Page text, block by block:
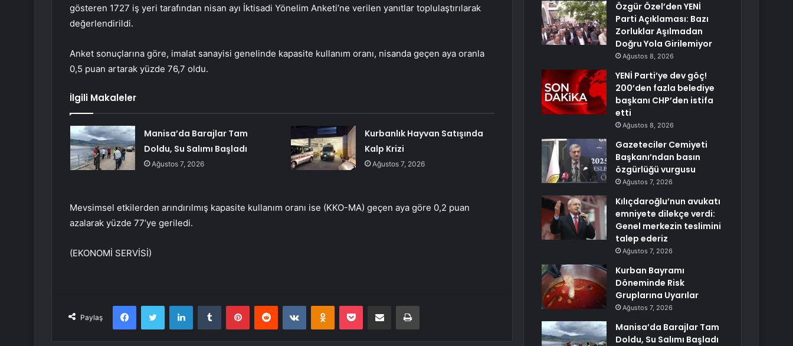
gösteren 1727 iş yeri tarafından nisan ayı İktisadi Yönelim Anketi’ne verilen yanıtlar toplulaştırılarak
değerlendirildi.
Anket sonuçlarına göre, imalat sanayisi genelinde kapasite kullanım oranı, nisanda geçen aya oranla
0,5 puan artarak yüzde 76,7 oldu.
İlgili Makaleler
Manisa’da Barajlar Tam
Doldu, Su Salımı Başladı
Ağustos 7, 2026
Kurbanlık Hayvan Satışında
Kalp Krizi
Ağustos 7, 2026
Mevsimsel etkilerden arındırılmış kapasite kullanım oranı ise (KKO-MA) geçen aya göre 0,2 puan
azalarak yüzde 77’ye geriledi.
(EKONOMİ SERVİSİ)
Paylaş
FacebookTwitter LinkedInTumblr PinterestReddit VKontakteOdnoklassniki
Pocket E-Posta ile paylaş Yazdır
Özgür Özel’den YENİ
Parti Açıklaması: Bazı
Zorluklar Aşılmadan
Doğru Yola Girilemiyor
Ağustos 8, 2026
YENİ Parti’ye dev göç!
200’den fazla belediye
başkanı CHP’den istifa
etti
Ağustos 8, 2026
Gazeteciler Cemiyeti
Başkanı’ndan basın
özgürlüğü vurgusu
Ağustos 7, 2026
Kılıçdaroğlu’nun avukatı
emniyete dilekçe verdi:
Genel merkezin teslimini
talep ederiz
Ağustos 7, 2026
Kurban Bayramı
Döneminde Risk
Gruplarına Uyarılar
Ağustos 7, 2026
Manisa’da Barajlar Tam
Doldu, Su Salımı Başladı